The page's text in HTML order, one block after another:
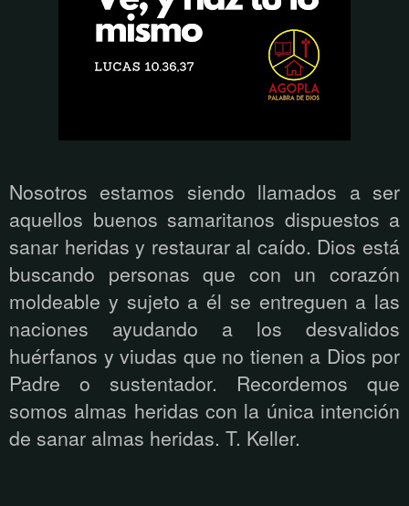
Nosotros estamos siendo llamados a ser
aquellos buenos samaritanos dispuestos a
sanar heridas y restaurar al caído. Dios está
buscando personas que con un corazón
moldeable y sujeto a él se entreguen a las
naciones ayudando a los desvalidos
huérfanos y viudas que no tienen a Dios por
Padre o sustentador. Recordemos que
somos almas heridas con la única intención
de sanar almas heridas. T. Keller.